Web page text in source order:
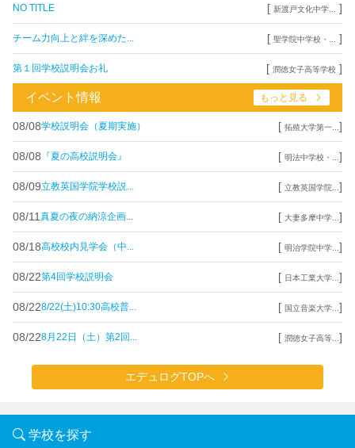
NO TITLE [ 新渡戸文化中学... ]
チーム力向上と絆を深めた... [ 聖学院中学校・... ]
第１回学校説明会お礼 [ 潤徳女子高等学校 ]
イベント情報 もっと見る
08/08学校説明会（夏期実施） [ 拓殖大学第一... ]
08/08 『夏の高校説明会』 [ 明法中学校・... ]
08/09立教英国学院学校説... [ 立教英国学院... ]
08/11 真夏の夜の納涼企画... [ 大妻多摩中学... ]
08/18高校校内見学会（中... [ 明治学院中学... ]
08/22第4回学校説明会 [ 日本工業大学... ]
08/228/22(土)10:30高校普... [ 国立音楽大学... ]
08/228月22日（土）第2回... [ 潤徳女子高等... ]
エデュログTOPへ
学校を探す